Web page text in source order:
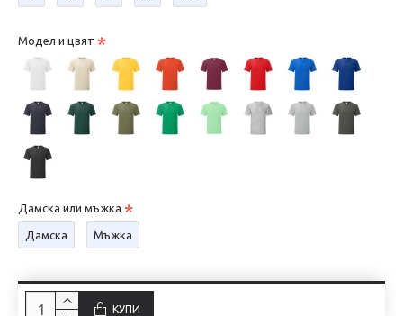
Модел и цвят
Дамска или мъжка
Дамска Мъжка
КУПИ